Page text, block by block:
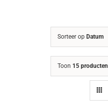
Sorteer op Datum
Toon 15 producten